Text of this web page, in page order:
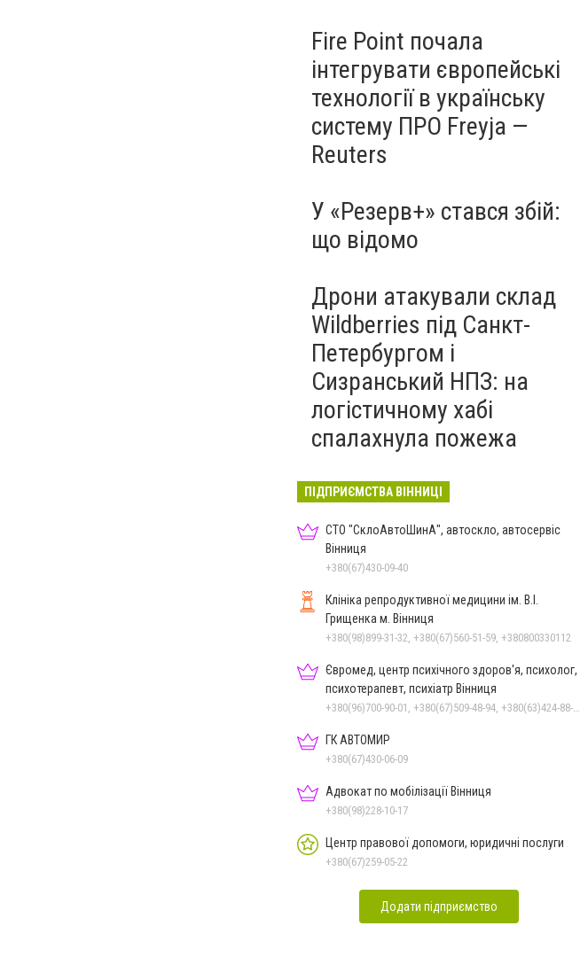
Fire Point почала
інтегрувати європейські
технології в українську
систему ПРО Freyja —
Reuters
У «Резерв+» стався збій:
що відомо
Дрони атакували склад
Wildberries під Санкт-
Петербургом і
Сизранський НПЗ: на
логістичному хабі
спалахнула пожежа
ПІДПРИЄМСТВА ВІННИЦІ
СТО "СклоАвтоШинА", автоскло, автосервіс
Вінниця
+380(67)430-09-40
Клініка репродуктивної медицини ім. В.І.
Грищенка м. Вінниця
+380(98)899-31-32, +380(67)560-51-59, +380800330112
Євромед, центр психічного здоров'я, психолог,
психотерапевт, психіатр Вінниця
+380(96)700-90-01, +380(67)509-48-94, +380(63)424-88-30
ГК АВТОМИР
+380(67)430-06-09
Адвокат по мобілізації Вінниця
+380(98)228-10-17
Центр правової допомоги, юридичні послуги
+380(67)259-05-22
Додати підприємство